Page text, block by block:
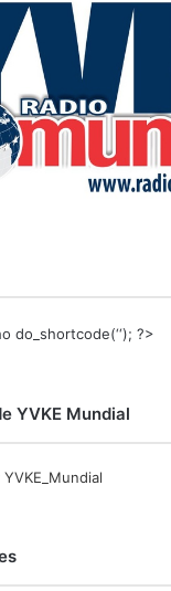
do_shortcode(‘‘); ?>
YVKE Mundial